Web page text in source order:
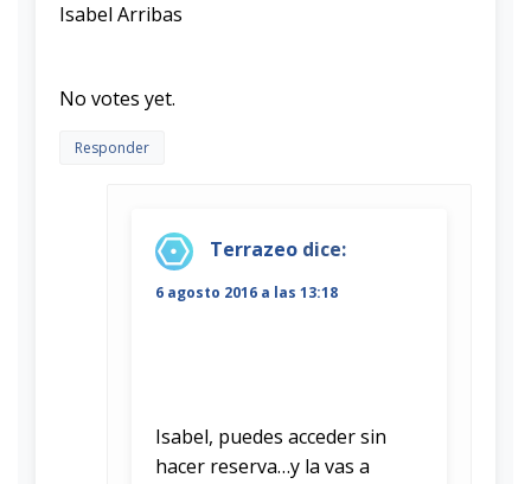
Isabel Arribas
No votes yet.
Responder
Terrazeo dice:
6 agosto 2016 a las 13:18
Isabel, puedes acceder sin
hacer reserva…y la vas a